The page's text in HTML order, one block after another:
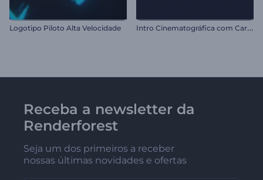
Logotipo Piloto Alta Velocidade I
ntro Cinematográfica com Carro
Receba a newsletter da
Renderforest
Seja um dos primeiros a receber
nossas últimas novidades e ofertas